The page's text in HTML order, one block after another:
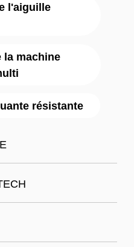
l'aiguille
la machine
résistante